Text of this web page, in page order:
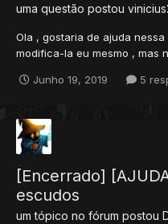
uma questão postou
Ola , gostaria de ajuda
modifica-la eu mesmo , mas
e causa um erro. Eu
Junho 19, 2019 5
[Encerrado]
escudos
um tópico no fórum postou